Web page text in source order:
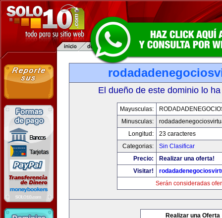
El dueño de este dominio lo
Mayusculas:
Minusculas:
Longitud:
23 caracteres
Categorias:
Sin Clasificar
Precio:
Realizar una oferta!
Visitar!
Serán consideradas
Realizar una Oferta